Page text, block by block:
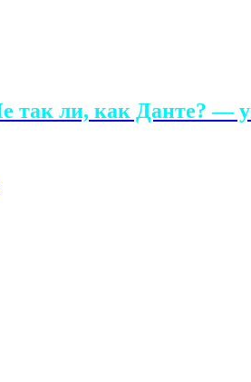
так ли, как Данте? —